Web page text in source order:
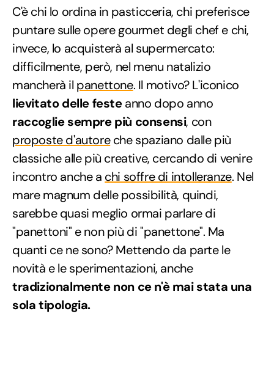
C'è chi lo ordina in pasticceria, chi preferisce
puntare sulle opere gourmet degli chef e chi,
invece, lo acquisterà al supermercato:
difficilmente, però, nel menu natalizio
mancherà il panettone. Il motivo? L'iconico
lievitato delle festeanno dopo anno
raccoglie sempre più consensi, con
proposte d'autoreche spaziano dalle più
classiche alle più creative, cercando di venire
incontro anche a chi soffre di intolleranze. Nel
mare magnum delle possibilità, quindi,
sarebbe quasi meglio ormai parlare di
"panettoni" e non più di "panettone". Ma
quanti ce ne sono? Mettendo da parte le
novità e le sperimentazioni, anche
tradizionalmente non ce n'è mai stata una
sola tipologia.